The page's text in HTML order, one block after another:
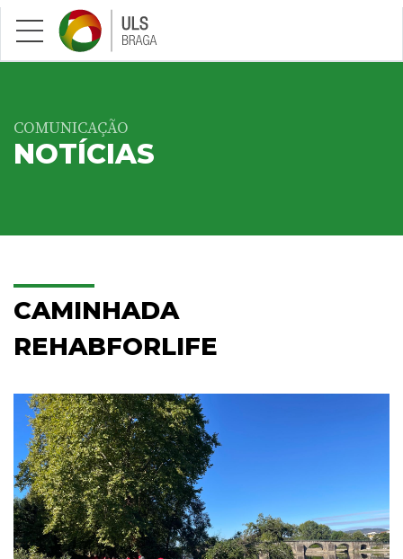
Saltar para conteúdo principal
COMUNICAÇÃO
NOTÍCIAS
CAMINHADA
REHABFORLIFE